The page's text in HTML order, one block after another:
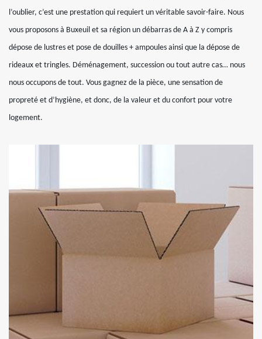
l’oublier, c’est une prestation qui requiert un véritable savoir-faire. Nous
vous proposons à Buxeuil et sa région un débarras de A à Z y compris
dépose de lustres et pose de douilles + ampoules ainsi que la dépose de
rideaux et tringles. Déménagement, succession ou tout autre cas… nous
nous occupons de tout. Vous gagnez de la pièce, une sensation de
propreté et d’hygiène, et donc, de la valeur et du confort pour votre
logement.